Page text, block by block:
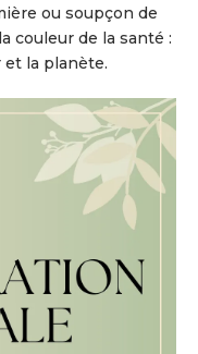
ou soupçon de
couleur de la santé :
la planète.